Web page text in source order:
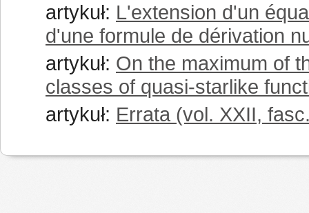
artykuł: L'extension d'un
d'une formule de dérivation
artykuł: On the maximum of
classes of quasi-starlike
artykuł: Errata (vol. XXII,